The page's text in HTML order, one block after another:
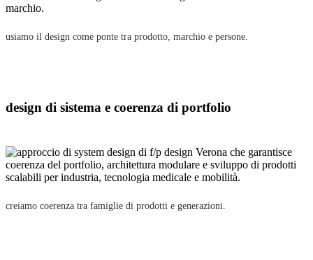
usiamo il design come ponte tra prodotto, marchio e persone.
design di sistema e coerenza di portfolio
creiamo coerenza tra famiglie di prodotti e generazioni.